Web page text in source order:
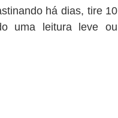
há dias, tire 10
uma leitura leve ou